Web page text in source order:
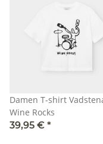
Damen T-shirt
Wine Rocks
39,95 € *